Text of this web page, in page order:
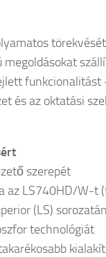
funkcionalitást
és az oktatási
szerepét
az LS740HD/W-t
(LS)
technológiát